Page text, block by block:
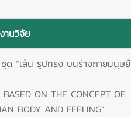
านวิจัย
ด “เส้น รูปทรง บนร่างกายมนุษย์
ON THE CONCEPT OF
BODY AND FEELING”